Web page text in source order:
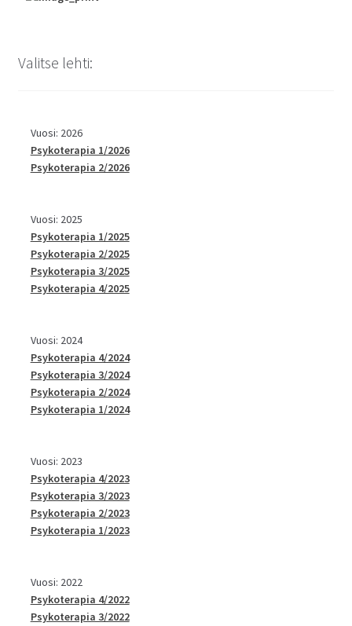
Valitse lehti:
Vuosi: 2026
Psykoterapia 1/2026
Psykoterapia 2/2026
Vuosi: 2025
Psykoterapia 1/2025
Psykoterapia 2/2025
Psykoterapia 3/2025
Psykoterapia 4/2025
Vuosi: 2024
Psykoterapia 4/2024
Psykoterapia 3/2024
Psykoterapia 2/2024
Psykoterapia 1/2024
Vuosi: 2023
Psykoterapia 4/2023
Psykoterapia 3/2023
Psykoterapia 2/2023
Psykoterapia 1/2023
Vuosi: 2022
Psykoterapia 4/2022
Psykoterapia 3/2022